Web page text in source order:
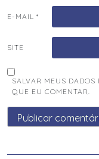
E-MAIL *
SITE
SALVAR MEUS
QUE EU COMENTAR.